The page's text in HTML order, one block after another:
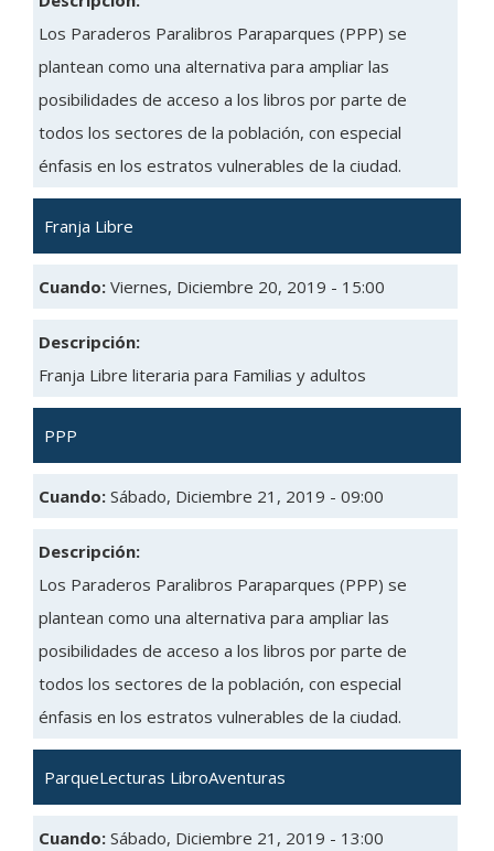
Los Paraderos Paralibros Paraparques (PPP) se
plantean como una alternativa para ampliar las
posibilidades de acceso a los libros por parte de
todos los sectores de la población, con especial
énfasis en los estratos vulnerables de la ciudad.
Franja Libre
Cuando: Viernes, Diciembre 20, 2019 - 15:00
Descripción:
Franja Libre literaria para Familias y adultos
PPP
Cuando: Sábado, Diciembre 21, 2019 - 09:00
Descripción:
Los Paraderos Paralibros Paraparques (PPP) se
plantean como una alternativa para ampliar las
posibilidades de acceso a los libros por parte de
todos los sectores de la población, con especial
énfasis en los estratos vulnerables de la ciudad.
ParqueLecturas LibroAventuras
Cuando: Sábado, Diciembre 21, 2019 - 13:00